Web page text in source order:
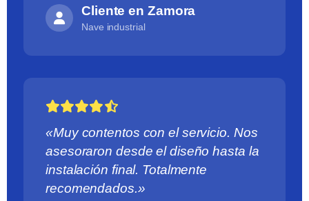
Cliente en Zamora
Nave industrial
«Muy contentos con el servicio. Nos
asesoraron desde el diseño hasta la
instalación final. Totalmente
recomendados.»